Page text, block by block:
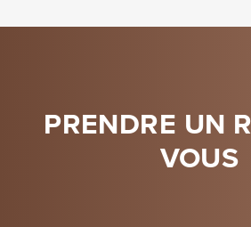
PRENDRE UN
VOUS